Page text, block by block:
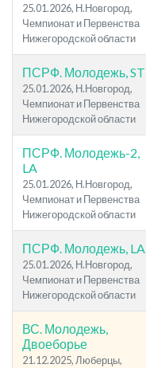
25.01.2026, Н.Новгород,
Чемпионат и Первенства
Нижегородской области
ПСРФ. Молодежь, ST
25.01.2026, Н.Новгород,
Чемпионат и Первенства
Нижегородской области
ПСРФ. Молодежь-2,
LA
25.01.2026, Н.Новгород,
Чемпионат и Первенства
Нижегородской области
ПСРФ. Молодежь, LA
25.01.2026, Н.Новгород,
Чемпионат и Первенства
Нижегородской области
ВС. Молодежь,
Двоеборье
21.12.2025, Люберцы,